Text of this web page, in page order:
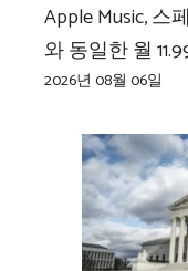
Apple Music, 스
와 동일한 월
2026년 08월 06일